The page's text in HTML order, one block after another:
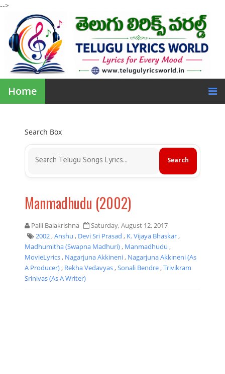
-->
Home
Search Box
Manmadhudu (2002)
Palli Balakrishna
Saturday, August 12, 2017
2002,Anshu , Devi Sri Prasad , K. Vijaya Bhaskar,
Madhumitha (Swapna Madhuri), Manmadhudu ,
MovieLyrics, Nagarjuna Akkineni, Nagarjuna Akkineni (As
A Producer), Rekha Vedavyas,Sonali Bendre,Trivikram
Srinivas (As A Writer)